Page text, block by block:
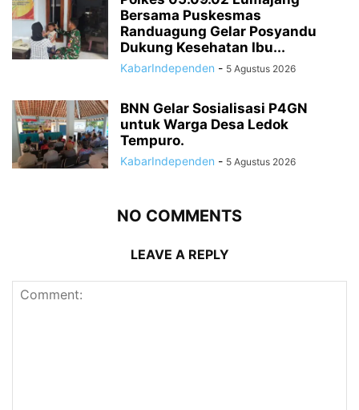
Bersama Puskesmas
Randuagung Gelar Posyandu
Dukung Kesehatan Ibu...
KabarIndependen - 5 Agustus 2026
BNN Gelar Sosialisasi P4GN
untuk Warga Desa Ledok
Tempuro.
KabarIndependen - 5 Agustus 2026
NO COMMENTS
LEAVE A REPLY